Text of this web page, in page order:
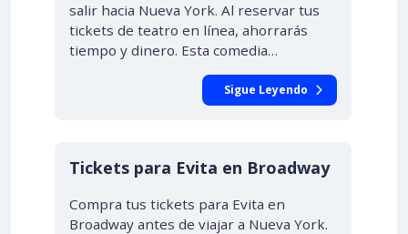
salir hacia Nueva York. Al reservar tus
tickets de teatro en línea, ahorrarás
tiempo y dinero. Esta comedia…
Sigue Leyendo
Tickets para Evita en Broadway
Compra tus tickets para Evita en
Broadway antes de viajar a Nueva York.